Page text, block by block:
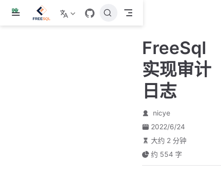
跳
FreeSql
实现审计
日志
nicye
2022/6/24
大约 2 分钟
约 554 字